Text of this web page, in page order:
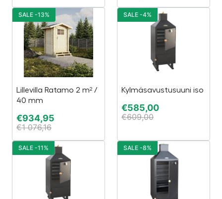
Lillevilla Ratamo 2 m² /
40 mm
€934,95
€1 076,16
SALE -13%
Kylmäsavustusuuni iso
€585,00
€609,00
SALE -4%
SALE -11% SALE -8%